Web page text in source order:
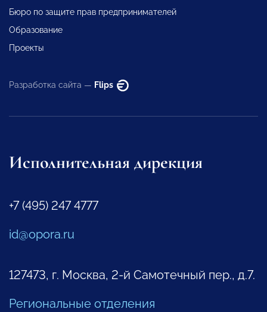
Бюро по защите прав предпринимателей
Образование
Проекты
Разработка сайта — Flips
Исполнительная дирекция
+7 (495) 247 4777
id@opora.ru
127473, г. Москва, 2-й Самотечный пер., д.7.
Региональные отделения